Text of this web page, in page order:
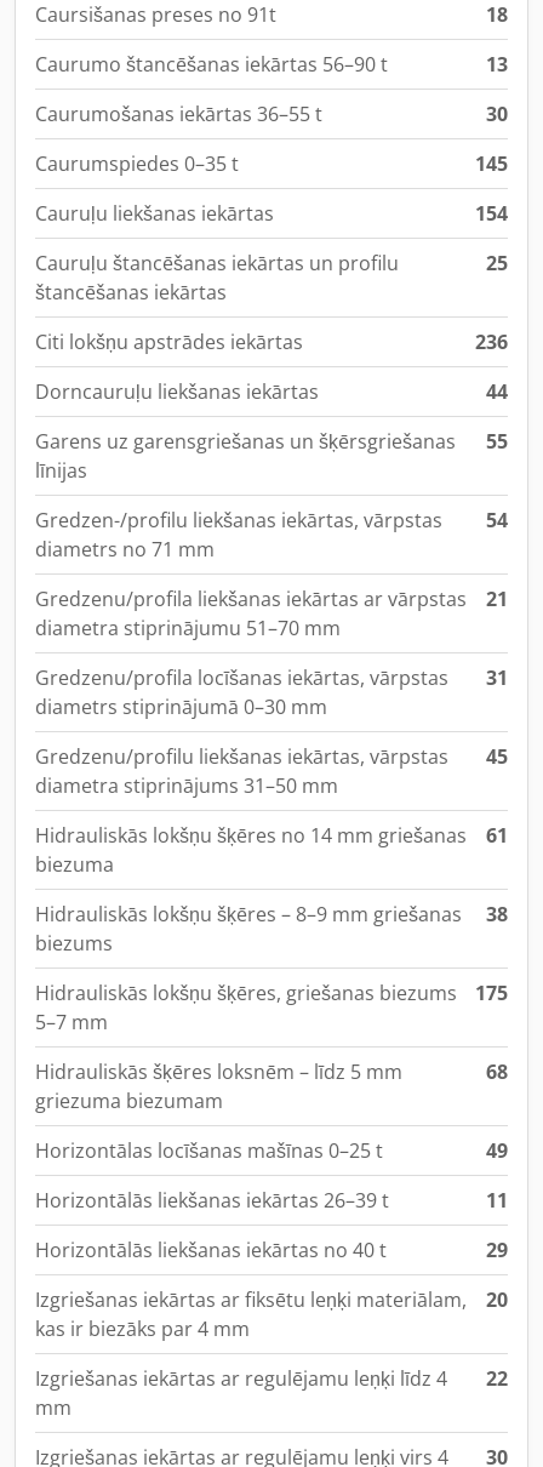
Caursišanas preses no 91t
18
Caurumo štancēšanas iekārtas 56–90 t
13
Caurumošanas iekārtas 36–55 t
30
Caurumspiedes 0–35 t
145
Cauruļu liekšanas iekārtas
154
Cauruļu štancēšanas iekārtas un profilu
štancēšanas iekārtas
25
Citi lokšņu apstrādes iekārtas
236
Dorncauruļu liekšanas iekārtas
44
Garens uz garensgriešanas un šķērsgriešanas
līnijas
55
Gredzen-/profilu liekšanas iekārtas, vārpstas
diametrs no 71 mm
54
Gredzenu/profila liekšanas iekārtas ar vārpstas
diametra stiprinājumu 51–70 mm
21
Gredzenu/profila locīšanas iekārtas, vārpstas
diametrs stiprinājumā 0–30 mm
31
Gredzenu/profilu liekšanas iekārtas, vārpstas
diametra stiprinājums 31–50 mm
45
Hidrauliskās lokšņu šķēres no 14 mm griešanas
biezuma
61
Hidrauliskās lokšņu šķēres – 8–9 mm griešanas
biezums
38
Hidrauliskās lokšņu šķēres, griešanas biezums
5–7 mm
175
Hidrauliskās šķēres loksnēm – līdz 5 mm
griezuma biezumam
68
Horizontālas locīšanas mašīnas 0–25 t
49
Horizontālās liekšanas iekārtas 26–39 t
11
Horizontālās liekšanas iekārtas no 40 t
29
Izgriešanas iekārtas ar fiksētu leņķi materiālam,
kas ir biezāks par 4 mm
20
Izgriešanas iekārtas ar regulējamu leņķi līdz 4
mm
22
Izgriešanas iekārtas ar regulējamu leņķi virs 4
30